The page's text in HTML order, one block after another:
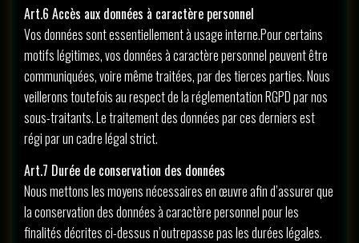
Art.6 Accès aux données à caractère personnel
Vos données sont essentiellement à usage interne.Pour certains
motifs légitimes, vos données à caractère personnel peuvent être
communiquées, voire même traitées, par des tierces parties. Nous
veillerons toutefois au respect de la réglementation RGPD par nos
sous-traitants. Le traitement des données par ces derniers est
régi par un cadre légal strict.
Art.7 Durée de conservation des données
Nous mettons les moyens nécessaires en œuvre afin d’assurer que
la conservation des données à caractère personnel pour les
finalités décrites ci-dessus n’outrepasse pas les durées légales.